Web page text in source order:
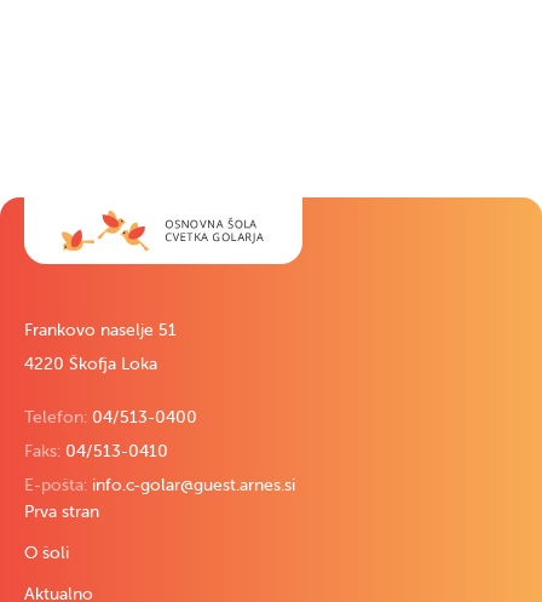
Frankovo naselje 51
4220 Škofja Loka
Telefon: 04/513-0400
Faks: 04/513-0410
E-pošta: info.c-golar@guest.arnes.si
Prva stran
O šoli
Aktualno